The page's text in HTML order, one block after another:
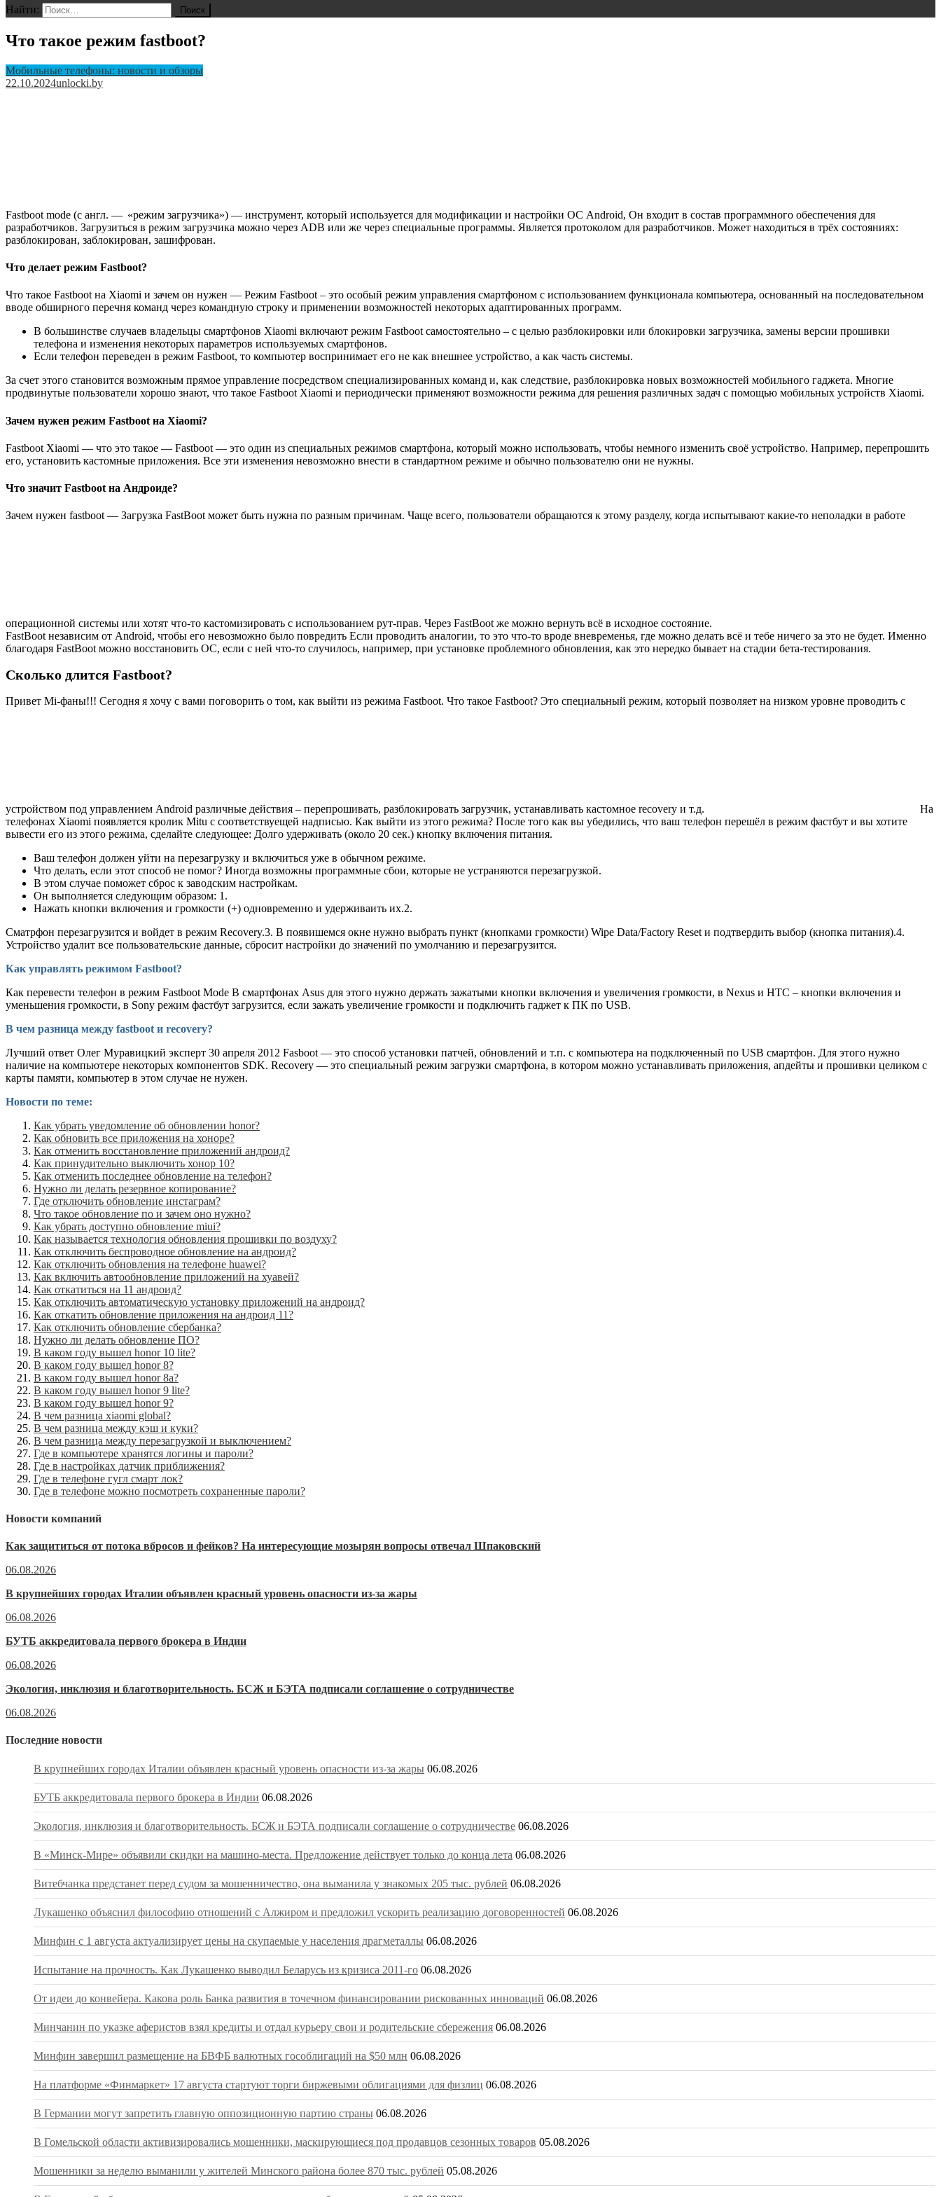
Найти:
Что такое режим fastboot?
Мобильные телефоны: новости и обзоры
22.10.2024unlocki.by
Fastboot mode (с англ. — «режим загрузчика») — инструмент, который используется для модификации и настройки ОС Android, Он входит в состав программного обеспечения для
разработчиков. Загрузиться в режим загрузчика можно через ADB или же через специальные программы. Является протоколом для разработчиков. Может находиться в трёх состояниях:
разблокирован, заблокирован, зашифрован.
Что делает режим Fastboot?
Что такое Fastboot на Xiaomi и зачем он нужен — Режим Fastboot – это особый режим управления смартфоном с использованием функционала компьютера, основанный на последовательном
вводе обширного перечня команд через командную строку и применении возможностей некоторых адаптированных программ.
В большинстве случаев владельцы смартфонов Xiaomi включают режим Fastboot самостоятельно – с целью разблокировки или блокировки загрузчика, замены версии прошивки
телефона и изменения некоторых параметров используемых смартфонов.
Если телефон переведен в режим Fastboot, то компьютер воспринимает его не как внешнее устройство, а как часть системы.
За счет этого становится возможным прямое управление посредством специализированных команд и, как следствие, разблокировка новых возможностей мобильного гаджета. Многие
продвинутые пользователи хорошо знают, что такое Fastboot Xiaomi и периодически применяют возможности режима для решения различных задач с помощью мобильных устройств Xiaomi.
Зачем нужен режим Fastboot на Xiaomi?
Fastboot Xiaomi — что это такое — Fastboot — это один из специальных режимов смартфона, который можно использовать, чтобы немного изменить своё устройство. Например, перепрошить
его, установить кастомные приложения. Все эти изменения невозможно внести в стандартном режиме и обычно пользователю они не нужны.
Что значит Fastboot на Андроиде?
Зачем нужен fastboot — Загрузка FastBoot может быть нужна по разным причинам. Чаще всего, пользователи обращаются к этому разделу, когда испытывают какие-то неполадки в работе
операционной системы или хотят что-то кастомизировать с использованием рут-прав. Через FastBoot же можно вернуть всё в исходное состояние.
FastBoot независим от Android, чтобы его невозможно было повредить Если проводить аналогии, то это что-то вроде вневременья, где можно делать всё и тебе ничего за это не будет. Именно
благодаря FastBoot можно восстановить ОС, если с ней что-то случилось, например, при установке проблемного обновления, как это нередко бывает на стадии бета-тестирования.
Сколько длится Fastboot?
Привет Mi-фаны!!! Сегодня я хочу с вами поговорить о том, как выйти из режима Fastboot. Что такое Fastboot? Это специальный режим, который позволяет на низком уровне проводить с
устройством под управлением Android различные действия – перепрошивать, разблокировать загрузчик, устанавливать кастомное recovery и т.д.
На
телефонах Xiaomi появляется кролик Mitu с соответствуещей надписью. Как выйти из этого режима? После того как вы убедились, что ваш телефон перешёл в режим фастбут и вы хотите
вывести его из этого режима, сделайте следующее: Долго удерживать (около 20 сек.) кнопку включения питания.
Ваш телефон должен уйти на перезагрузку и включиться уже в обычном режиме.
Что делать, если этот способ не помог? Иногда возможны программные сбои, которые не устраняются перезагрузкой.
В этом случае поможет сброс к заводским настройкам.
Он выполняется следующим образом: 1.
Нажать кнопки включения и громкости (+) одновременно и удерживаить их.2.
Сматрфон перезагрузится и войдет в режим Recovery.3. В появишемся окне нужно выбрать пункт (кнопками громкости) Wipe Data/Factory Reset и подтвердить выбор (кнопка питания).4.
Устройство удалит все пользовательские данные, сбросит настройки до значений по умолчанию и перезагрузится.
Как управлять режимом Fastboot?
Как перевести телефон в режим Fastboot Mode В смартфонах Asus для этого нужно держать зажатыми кнопки включения и увеличения громкости, в Nexus и HTC – кнопки включения и
уменьшения громкости, в Sony режим фастбут загрузится, если зажать увеличение громкости и подключить гаджет к ПК по USB.
В чем разница между fastboot и recovery?
Лучший ответ Олег Муравицкий эксперт 30 апреля 2012 Fasboot — это способ установки патчей, обновлений и т.п. с компьютера на подключенный по USB смартфон. Для этого нужно
наличие на компьютере некоторых компонентов SDK. Recovery — это специальный режим загрузки смартфона, в котором можно устанавливать приложения, апдейты и прошивки целиком с
карты памяти, компьютер в этом случае не нужен.
Новости по теме:
Как убрать уведомление об обновлении honor?
Как обновить все приложения на хоноре?
Как отменить восстановление приложений андроид?
Как принудительно выключить хонор 10?
Как отменить последнее обновление на телефон?
Нужно ли делать резервное копирование?
Где отключить обновление инстаграм?
Что такое обновление по и зачем оно нужно?
Как убрать доступно обновление miui?
Как называется технология обновления прошивки по воздуху?
Как отключить беспроводное обновление на андроид?
Как отключить обновления на телефоне huawei?
Как включить автообновление приложений на хуавей?
Как откатиться на 11 андроид?
Как отключить автоматическую установку приложений на андроид?
Как откатить обновление приложения на андроид 11?
Как отключить обновление сбербанка?
Нужно ли делать обновление ПО?
В каком году вышел honor 10 lite?
В каком году вышел honor 8?
В каком году вышел honor 8a?
В каком году вышел honor 9 lite?
В каком году вышел honor 9?
В чем разница xiaomi global?
В чем разница между кэш и куки?
В чем разница между перезагрузкой и выключением?
Где в компьютере хранятся логины и пароли?
Где в настройках датчик приближения?
Где в телефоне гугл смарт лок?
Где в телефоне можно посмотреть сохраненные пароли?
Новости компаний
Как защититься от потока вбросов и фейков? На интересующие мозырян вопросы отвечал Шпаковский
06.08.2026
В крупнейших городах Италии объявлен красный уровень опасности из-за жары
06.08.2026
БУТБ аккредитовала первого брокера в Индии
06.08.2026
Экология, инклюзия и благотворительность. БСЖ и БЭТА подписали соглашение о сотрудничестве
06.08.2026
Последние новости
В крупнейших городах Италии объявлен красный уровень опасности из-за жары 06.08.2026
БУТБ аккредитовала первого брокера в Индии 06.08.2026
Экология, инклюзия и благотворительность. БСЖ и БЭТА подписали соглашение о сотрудничестве 06.08.2026
В «Минск-Мире» объявили скидки на машино-места. Предложение действует только до конца лета 06.08.2026
Витебчанка предстанет перед судом за мошенничество, она выманила у знакомых 205 тыс. рублей 06.08.2026
Лукашенко объяснил философию отношений с Алжиром и предложил ускорить реализацию договоренностей 06.08.2026
Минфин с 1 августа актуализирует цены на скупаемые у населения драгметаллы 06.08.2026
Испытание на прочность. Как Лукашенко выводил Беларусь из кризиса 2011-го 06.08.2026
От идеи до конвейера. Какова роль Банка развития в точечном финансировании рискованных инноваций 06.08.2026
Минчанин по указке аферистов взял кредиты и отдал курьеру свои и родительские сбережения 06.08.2026
Минфин завершил размещение на БВФБ валютных гособлигаций на $50 млн 06.08.2026
На платформе «Финмаркет» 17 августа стартуют торги биржевыми облигациями для физлиц 06.08.2026
В Германии могут запретить главную оппозиционную партию страны 06.08.2026
В Гомельской области активизировались мошенники, маскирующиеся под продавцов сезонных товаров 05.08.2026
Мошенники за неделю выманили у жителей Минского района более 870 тыс. рублей 05.08.2026